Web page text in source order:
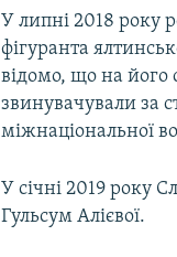
У липні 2018 року
фігуранта
відомо, що на його
звинувачували за
міжнаціональної
У січні 2019 року
Гульсум Алієвої.